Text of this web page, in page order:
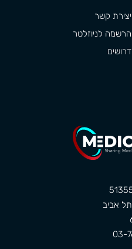
יצירת קשר
הרשמה לניוזלטר
דרושים